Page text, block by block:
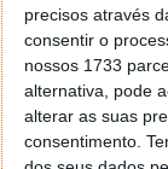
precisos através
consentir o
nossos 1733
alternativa, pode
alterar as suas
consentimento.
Vítor
@Rui
Tens
janela
rato faz
clica